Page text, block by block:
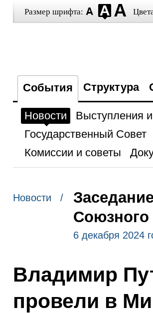
Размер шрифта:
События Структура
Новости
Выступления
Государственный Совет
Комиссии и советы
Новости /
Союзного
6 декабря 2024
Владимир
провели в